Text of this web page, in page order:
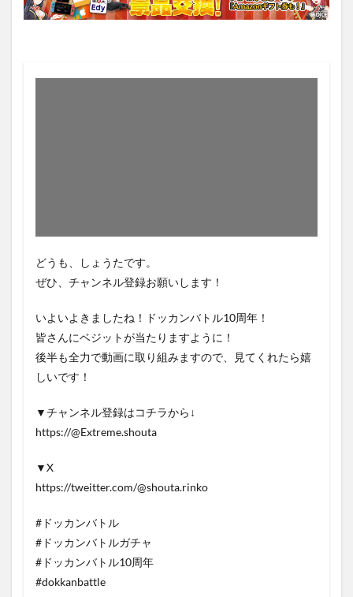
どうも、しょうたです。
ぜひ、チャンネル登録お願いします！
いよいよきましたね！ドッカンバトル10周年！
皆さんにベジットが当たりますように！
後半も全力で動画に取り組みますので、見てくれたら嬉
しいです！
▼チャンネル登録はコチラから↓
https://@Extreme.shouta
▼X
https://tweitter.com/@shouta.rinko
#ドッカンバトル
#ドッカンバトルガチャ
#ドッカンバトル10周年
#dokkanbattle